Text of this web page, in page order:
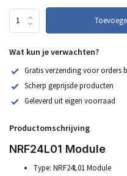
Wat kun je verwachten?
Gratis verzending voor orders
Scherp geprijsde producten
Geleverd uit eigen voorraad
Productomschrijving
NRF24L01 Module
Type: NRF24L01 Module